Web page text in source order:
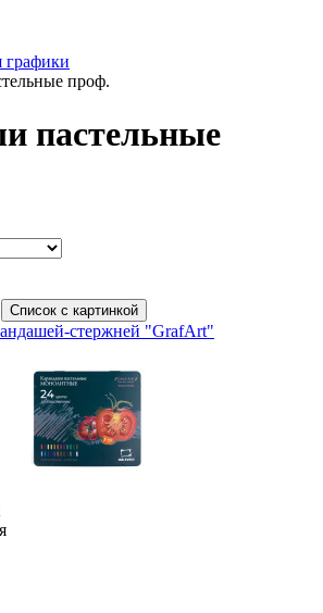
графики
проф.
пастельные
Список с картинкой
стержней "GrafArt"